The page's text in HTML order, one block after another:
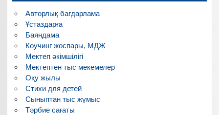
Авторлық бағдарлама
Ұстаздарға
Баяндама
Коучинг жоспары, МДЖ
Мектеп әкімшілігі
Мектептен тыс мекемелер
Оқу жылы
Стихи для детей
Сыныптан тыс жұмыс
Тәрбие сағаты